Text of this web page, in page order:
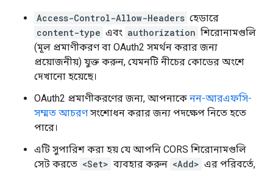
Access-Control-Allow-Headers হেডারে
content-type এবং authorization শিরোনামগুলি
(মূল প্রমাণীকরণ বা OAuth2 সমর্থন করার জন্য
প্রয়োজনীয়) যুক্ত করুন, যেমনটি নীচের কোডের অংশে
দেখানো হয়েছে।
OAuth2 প্রমাণীকরণের জন্য, আপনাকে নন-আরএফসি-
সম্মত আচরণসংশোধন করার জন্য পদক্ষেপ নিতে হতে
পারে।
এটি সুপারিশ করা হয় যে আপনি CORS শিরোনামগুলি
সেট করতে <Set> ব্যবহার করুন <Add> এর পরিবর্তে,